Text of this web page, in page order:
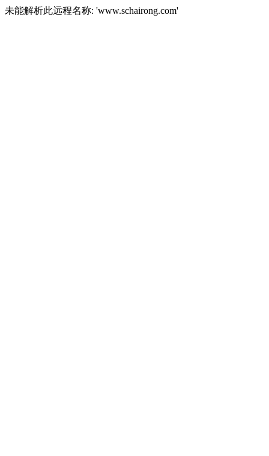
未能解析此远程名称: 'www.schairong.com'